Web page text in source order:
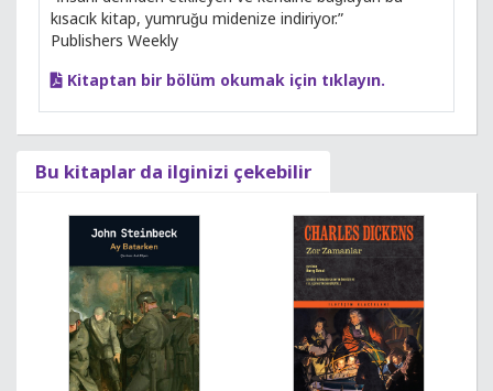
kısacık kitap, yumruğu midenize indiriyor.”
Publishers Weekly
Kitaptan bir bölüm okumak için tıklayın.
Bu kitaplar da ilginizi çekebilir